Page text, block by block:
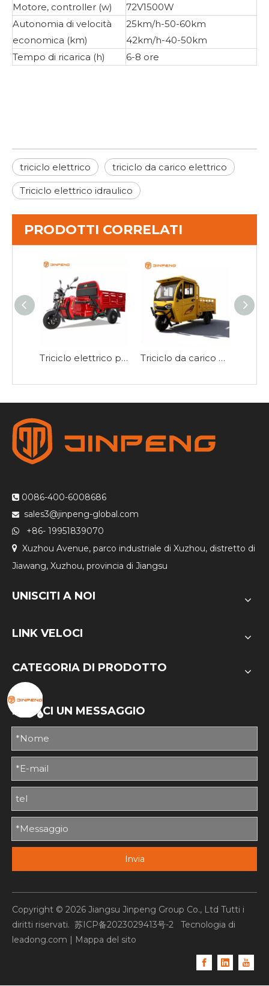
Motore, controller (w)
72V1500W
Autonomia di velocità
economica (km)
25km/h-50-60km
42km/h-40-50km
Tempo di ricarica (h)
6-8 ore
triciclo elettrico triciclo da carico elettrico
Triciclo elettrico idraulico
PRODOTTI CORRELATI
Triciclo elettrico per carichi pesanti EEC 2000W-EC-DLS150Pro Triciclo da carico elettrico con cabina di guida chiusa E-TJ150
 0086-400-6008686
 sales3@jinpeng-global.com
 +86- 19951839070
 Xuzhou Avenue, parco industriale di Xuzhou, distretto di
Jiawang, Xuzhou, provincia di Jiangsu
UNISCITI A NOI
LINK VELOCI
CATEGORIA DI PRODOTTO
INVIACI UN MESSAGGIO
Invia
Copyright © 2026 Jiangsu Jinpeng Group Co., Ltd Tutti i
diritti riservati. 苏ICP备2023029413号-2
Tecnologia di
leadong.com | Mappa del sito